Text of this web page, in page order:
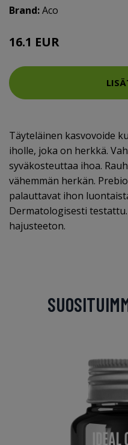
Brand:Aco
16.1 EUR
Täyteläinen kasvovoide
iholle, joka on herkkä.
syväkosteuttaa ihoa.
vähemmän herkän.
palauttavat ihon
Dermatologisesti
hajusteeton.